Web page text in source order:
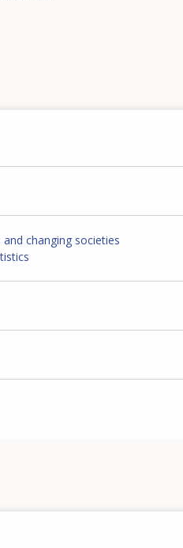
and changing societies